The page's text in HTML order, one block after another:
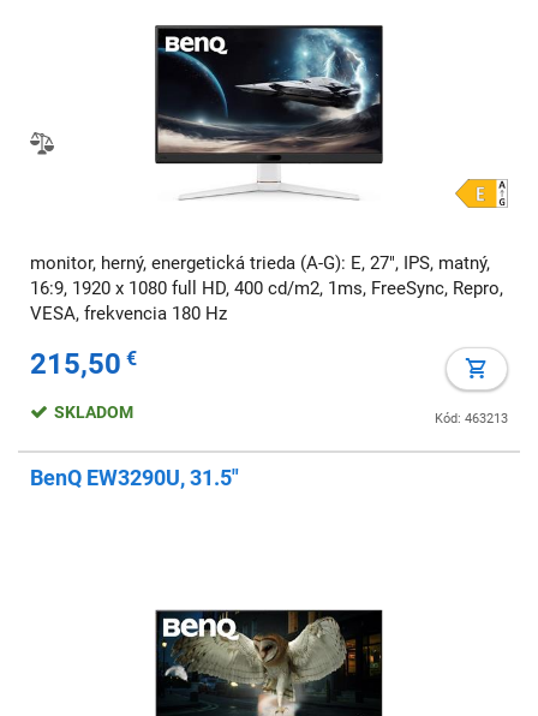
monitor, herný, energetická trieda (A-G): E, 27", IPS, matný,
16:9, 1920 x 1080 full HD, 400 cd/m2, 1ms, FreeSync, Repro,
VESA, frekvencia 180 Hz
215,50 €
Kód: 463213
SKLADOM
BenQ EW3290U, 31.5"